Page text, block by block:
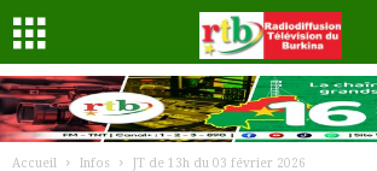
Accueil Infos
JT de 13h du 03 février 2026